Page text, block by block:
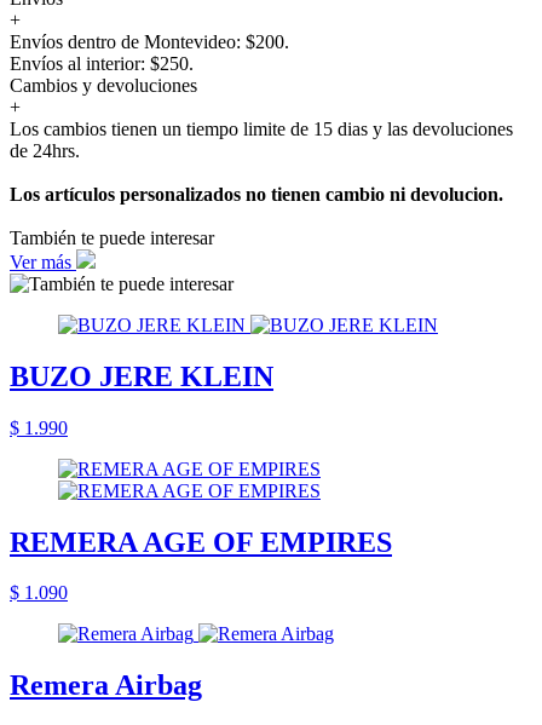
+
Envíos dentro de Montevideo: $200.
Envíos al interior: $250.
Cambios y devoluciones
+
Los cambios tienen un tiempo limite de 15 dias y las devoluciones
de 24hrs.
Los artículos personalizados no tienen cambio ni devolucion.
También te puede interesar
Ver más
BUZO JERE KLEIN
$ 1.990
REMERA AGE OF EMPIRES
$ 1.090
Remera Airbag